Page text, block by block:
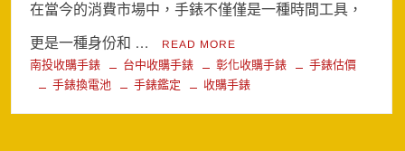
在當今的消費市場中，手錶不僅僅是一種時間工具，
更是一種身份和 … READ MORE
南投收購手錶 台中收購手錶 彰化收購手錶
手錶估價
手錶換電池
手錶鑑定 收購手錶